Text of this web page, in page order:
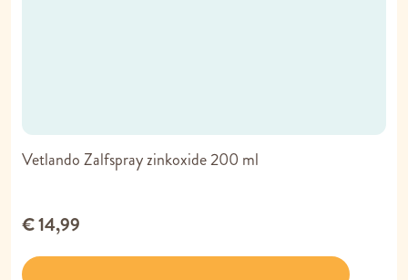
Vetlando Zalfspray zinkoxide 200 ml
€ 14,99